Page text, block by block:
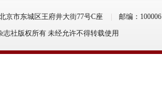
京市东城区王府井大街77号C座
邮编：100006
志社版权所有 未经允许不得转载使用